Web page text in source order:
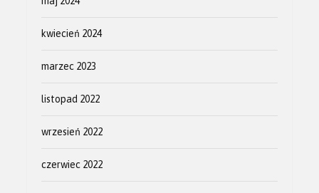
kwiecień 2024
marzec 2023
listopad 2022
wrzesień 2022
czerwiec 2022